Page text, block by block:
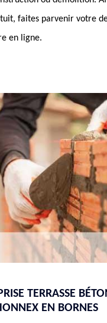
faites parvenir votre
en ligne.
TERRASSE
EN BORNES